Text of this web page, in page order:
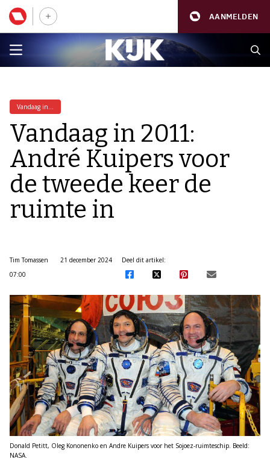
AANMELDEN
Vandaag in...
Vandaag in 2011:
André Kuipers voor
de tweede keer de
ruimte in
Tim Tomassen
21 december 2024
07:00
Deel dit artikel:
Donald Petitt, Oleg Kononenko en Andre Kuipers voor het Sojoez-ruimteschip. Beeld:
NASA.